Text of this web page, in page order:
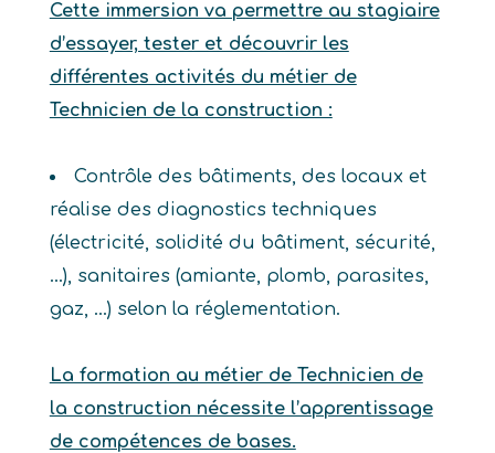
Cette immersion va permettre au stagiaire
d’essayer, tester et découvrir les
différentes activités du métier de
Technicien de la construction :
Contrôle des bâtiments, des locaux et
réalise des diagnostics techniques
(électricité, solidité du bâtiment, sécurité,
…), sanitaires (amiante, plomb, parasites,
gaz, …) selon la réglementation.
La formation au métier de Technicien de
la construction nécessite l’apprentissage
de compétences de bases.